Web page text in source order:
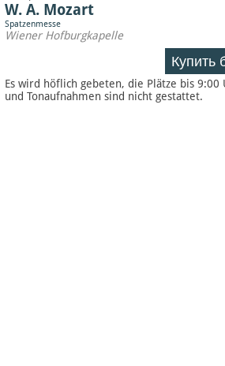
W. A. Mozart
Spatzenmesse
Wiener Hofburgkapelle
Купить
Es wird höflich gebeten, die Plätze bis
und Tonaufnahmen sind nicht gestattet.